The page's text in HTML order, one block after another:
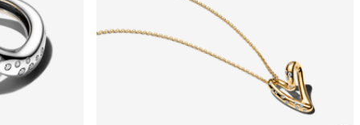
consulte o atendimento ao cliente da
Saiba mais sobre as condições de garantia e
veja todos os detalhes na nossa seção de